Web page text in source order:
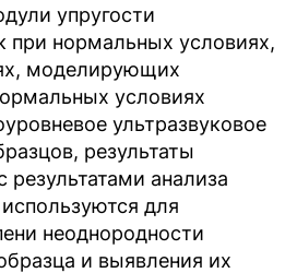
упругости
при нормальных условиях,
моделирующих
условиях
ультразвуковое
результаты
результатами анализа
для
неоднородности
и выявления их